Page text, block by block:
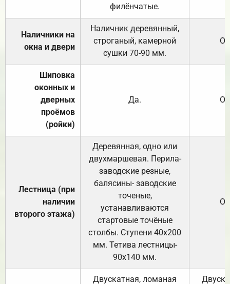
филёнчатые.
Наличники на
окна и двери
Наличник деревянный,
строганый, камерной
сушки 70-90 мм.
Шиповка
оконных и
дверных
проёмов
(ройки)
Да.
Лестница (при
наличии
второго этажа)
Деревянная, одно или
двухмаршевая. Перила-
заводские резные,
балясины- заводские
точеные,
устанавливаются
стартовые точёные
столбы. Ступени 40х200
мм. Тетива лестницы-
90х140 мм.
Двускатная, ломаная